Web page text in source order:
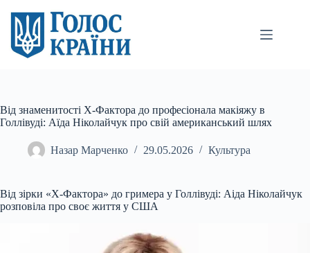
вмісту
Від знаменитості Х-Фактора до професіонала макіяжу в
Голлівуді: Аїда Ніколайчук про свій американський шлях
Назар Марченко 29.05.2026 Культура
Від зірки «Х-Фактора» до гримера у Голлівуді: Аіда Ніколайчук
розповіла про своє життя у США